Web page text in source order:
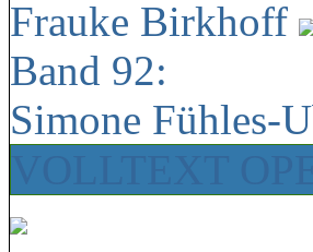
Frauke Birkhoff
Band 92:
Simone Fühles-